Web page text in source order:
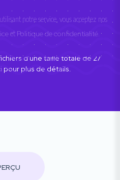
notre service, vous acceptez nos
et Politique de confidentialité.
d'une taille totale de 27
pour plus de détails.